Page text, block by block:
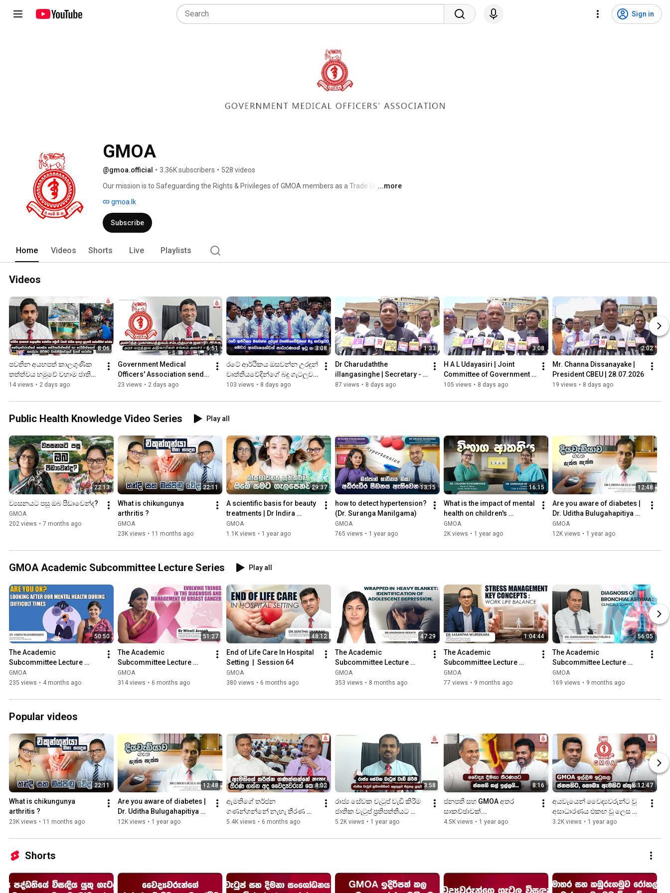
Sign in
GMOA
@gmoa.official • 3.36K subscribers • 528 videos
Our mission is to Safeguarding the Rights & Privileges of GMOA members as a Trade Union ...more
gmoa.lk
Subscribe
Home Videos Shorts Live Playlists
Videos
8:06
පවතින අයහපත් කාලගුණික
තත්ත්වය හමුවේ වහාම ජාතික
ආපදා සූදානම ශක්තතිමත්
14 views • 2 days ago
6:51
Government Medical
Officers' Association sends
urgent letter to the President
23 views • 2 days ago
3:08
රටේ ආර්ථිකය ඔසවන්න උරදුන්
වෘත්තියවේදින්ගේ බදු ගැටලුවට
මෙවර අයවැයෙන්වත්
103 views • 8 days ago
1:33
Dr Charudaththe
illangasinghe | Secretary -
FUTA | 28.07.2026
87 views • 8 days ago
3:08
H A L Udayasiri | Joint
Committee of Government
Executives | 28.07.2026
105 views • 8 days ago
2:02
Mr. Channa Dissanayake |
President CBEU | 28.07.2026
19 views • 8 days ago
Public Health Knowledge Video Series Play all
22:13
ව්‍යසනයට පසු ඔබ පීඩාවෙන්ද?
GMOA
202 views • 7 months ago
22:11
What is chikungunya
arthritis ?
GMOA
23K views • 11 months ago
29:37
A scientific basis for beauty
treatments | Dr Indira
Kahawita
GMOA
1.1K views • 1 year ago
13:15
how to detect hypertension?
(Dr. Suranga Manilgama)
GMOA
765 views • 1 year ago
16:15
What is the impact of mental
health on children's
learning? (Dr. Darshani
Hettiarachchi)
GMOA
2K views • 1 year ago
12:48
Are you aware of diabetes |
Dr. Uditha Bulugahapitiya
(consultant
endocrinologist)
GMOA
12K views • 1 year ago
GMOA Academic Subcommittee Lecture Series Play all
50:50
The Academic
Subcommittee Lecture
Series | Session 69
GMOA
235 views • 4 months ago
51:27
The Academic
Subcommittee Lecture
Series | Session 65
GMOA
314 views • 6 months ago
48:12
End of Life Care In Hospital
Setting  |  Session 64
GMOA
380 views • 6 months ago
47:29
The Academic
Subcommittee Lecture
Series | Session 63
GMOA
353 views • 8 months ago
1:04:44
The Academic
Subcommittee Lecture
Series | Session 61
GMOA
77 views • 9 months ago
56:05
The Academic
Subcommittee Lecture
Series | Session 60
GMOA
169 views • 9 months ago
Popular videos
22:11
What is chikungunya
arthritis ?
23K views • 11 months ago
12:48
Are you aware of diabetes |
Dr. Uditha Bulugahapitiya
(consultant
12K views • 1 year ago
8:02
ඇමතිගේ තර්ජන
ගණන්ගන්නේ නැහැ තීරණ
ගන්න අද වෛද්‍යවරුන්
5.4K views • 6 months ago
3:58
රාජ්‍ය සේවක වැටුප් වැඩි කිරීම
ජාතික වැටුප් ප්‍රතිපත්තියට
අනුකූලව සිදුකල යුතුයි
5.2K views • 1 year ago
8:16
ජනපති සහ GMOA අතර
සාකච්ඡාවක්...
4.5K views • 1 year ago
12:47
අයවැයෙන් වෛද්‍යවරුන්ට වූ
අසාධාරණය එකඟ වූ ලෙස
නිවැරදි කරයි.
3.2K views • 1 year ago
Shorts